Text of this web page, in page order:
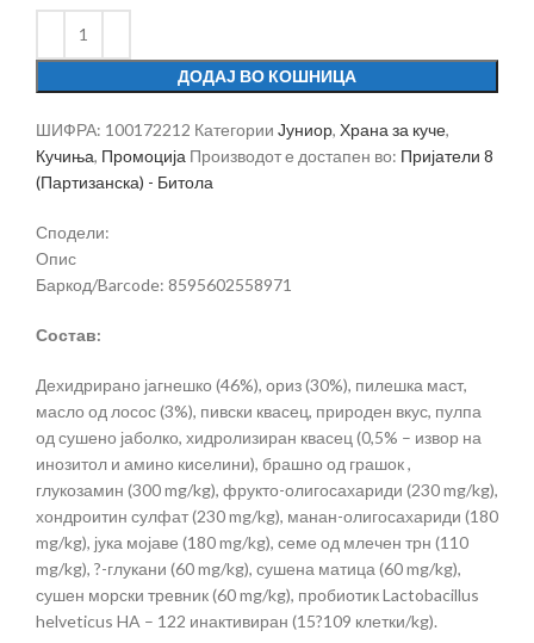
ДОДАЈ ВО КОШНИЦА
ШИФРА: 100172212 Категории Јуниор, Храна за куче,
Кучиња, Промоција Производот е достапен во: Пријатели 8
(Партизанска) - Битола
Сподели:
Опис
Баркод/Barcode: 8595602558971
Состав:
Дехидрирано јагнешко (46%), ориз (30%), пилешка маст,
масло од лосос (3%), пивски квасец, природен вкус, пулпа
од сушено јаболко, хидролизиран квасец (0,5% – извор на
инозитол и амино киселини), брашно од грашок ,
глукозамин (300 mg/kg), фрукто-олигосахариди (230 mg/kg),
хондроитин сулфат (230 mg/kg), манан-олигосахариди (180
mg/kg), јука мојаве (180 mg/kg), семе од млечен трн (110
mg/kg), ?-глукани (60 mg/kg), сушена матица (60 mg/kg),
сушен морски тревник (60 mg/kg), пробиотик Lactobacillus
helveticus HA – 122 инактивиран (15?109 клетки/kg).